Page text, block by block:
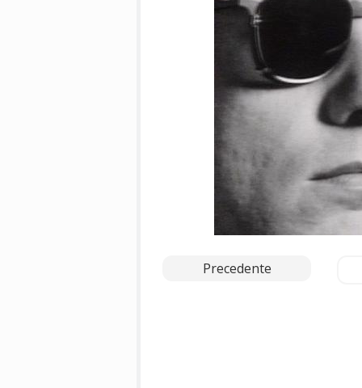
Precedente